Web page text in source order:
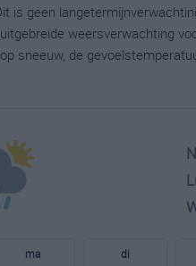
is geen
weersverwachting
sneeuw, de
ma di